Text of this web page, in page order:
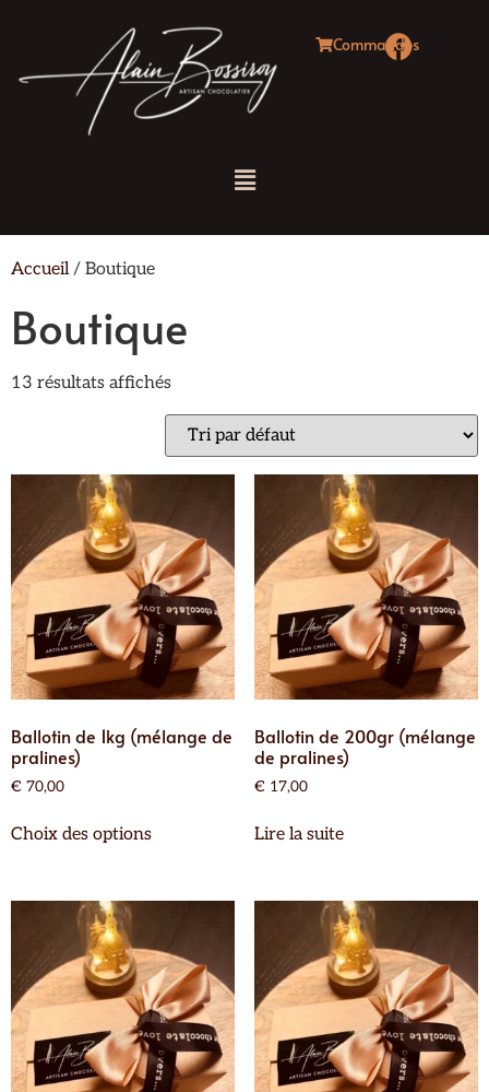
Commandes
Accueil/ Boutique
Boutique
13 résultats affichés
Ballotin de 1kg (mélange de
pralines)
€ 70,00
Choix des options
Ballotin de 200gr (mélange
de pralines)
€ 17,00
Lire la suite